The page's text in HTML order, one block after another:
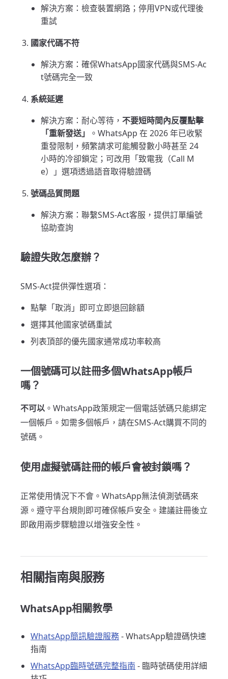
解決方案：檢查裝置網路；停用VPN或代理後
重試
國家代碼不符
解決方案：確保WhatsApp國家代碼與SMS-Ac
t號碼完全一致
系統延遲
解決方案：耐心等待， 不要短時間內反覆點擊
「重新發送」
。WhatsApp 在 2026 年已收緊
重發限制，頻繁請求可能觸發數小時甚至 24
小時的冷卻鎖定；可改用「致電我（Call M
e）」選項透過語音取得驗證碼
號碼品質問題
解決方案：聯繫SMS-Act客服，提供訂單編號
協助查詢
驗證失敗怎麼辦？
SMS-Act提供彈性選項：
點擊「取消」即可立即退回餘額
選擇其他國家號碼重試
列表頂部的優先國家通常成功率較高
一個號碼可以註冊多個WhatsApp帳戶
嗎？
不可以 。WhatsApp政策規定一個電話號碼只能綁定
一個帳戶。如需多個帳戶，請在SMS-Act購買不同的
號碼。
使用虛擬號碼註冊的帳戶會被封鎖嗎？
正常使用情況下不會。WhatsApp無法偵測號碼來
源。遵守平台規則即可確保帳戶安全。建議註冊後立
即啟用兩步驟驗證以增強安全性。
相關指南與服務
WhatsApp相關教學
WhatsApp簡訊驗證服務- WhatsApp驗證碼快速
指南
WhatsApp臨時號碼完整指南 - 臨時號碼使用詳細